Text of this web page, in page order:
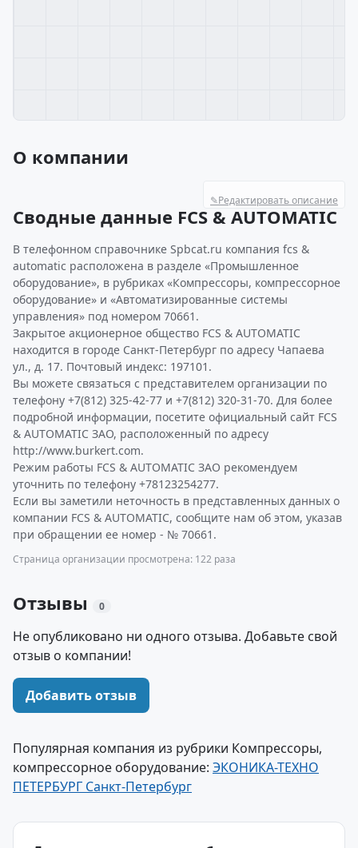
О компании
✎Редактировать описание
Сводные данные FCS & AUTOMATIC
В телефонном справочнике Spbcat.ru компания fcs &
automatic расположена в разделе «Промышленное
оборудование», в рубриках «Компрессоры, компрессорное
оборудование» и «Автоматизированные системы
управления» под номером 70661.
Закрытое акционерное общество FCS & AUTOMATIC
находится в городе Санкт-Петербург по адресу Чапаева
ул., д. 17. Почтовый индекс: 197101.
Вы можете связаться с представителем организации по
телефону +7(812) 325-42-77 и +7(812) 320-31-70. Для более
подробной информации, посетите официальный сайт FCS
& AUTOMATIC ЗАО, расположенный по адресу
http://www.burkert.com.
Режим работы FCS & AUTOMATIC ЗАО рекомендуем
уточнить по телефону +78123254277.
Если вы заметили неточность в представленных данных о
компании FCS & AUTOMATIC, сообщите нам об этом, указав
при обращении ее номер - № 70661.
Страница организации просмотрена: 122 раза
Отзывы 0
Не опубликовано ни одного отзыва. Добавьте свой
отзыв о компании!
Добавить отзыв
Популярная компания из рубрики Компрессоры,
компрессорное оборудование: ЭКОНИКА-ТЕХНО
ПЕТЕРБУРГ Санкт-Петербург